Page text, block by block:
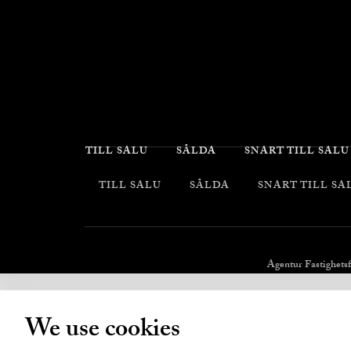
TILL SALU SÅLDA SNART TILL SALU
TILL SALU SÅLDA SNART TILL
Agentur
We use cookies